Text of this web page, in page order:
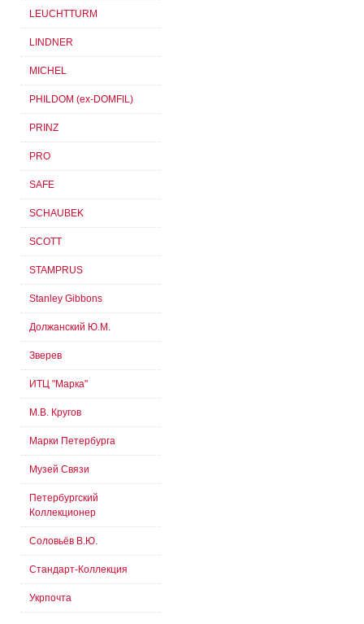
LEUCHTTURM
LINDNER
MICHEL
PHILDOM (ex-DOMFIL)
PRINZ
PRO
SAFE
SCHAUBEK
SCOTT
STAMPRUS
Stanley Gibbons
Должанский Ю.М.
Зверев
ИТЦ "Марка"
М.В. Кругов
Марки Петербурга
Музей Связи
Петербургский
Коллекционер
Соловьёв В.Ю.
Стандарт-Коллекция
Укрпочта